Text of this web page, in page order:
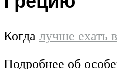
Когда лучше ехать
Подробнее об